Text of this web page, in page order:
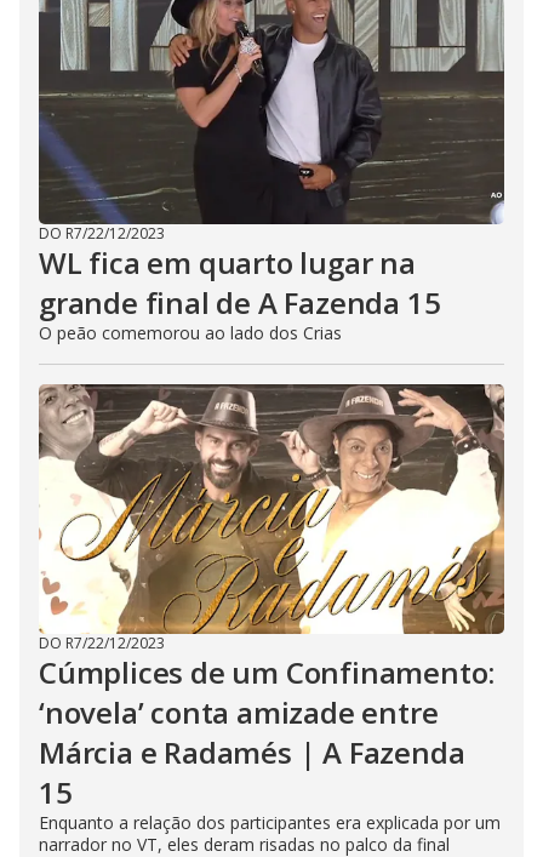
DO R7/22/12/2023
WL fica em quarto lugar na
grande final de A Fazenda 15
O peão comemorou ao lado dos Crias
DO R7/22/12/2023
Cúmplices de um Confinamento:
‘novela’ conta amizade entre
Márcia e Radamés | A Fazenda
15
Enquanto a relação dos participantes era explicada por um
narrador no VT, eles deram risadas no palco da final